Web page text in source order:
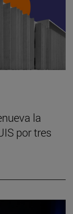
la
por tres